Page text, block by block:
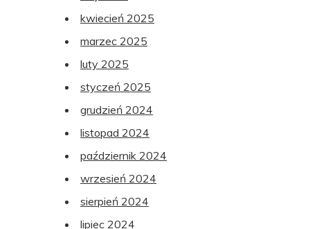
kwiecień 2025
marzec 2025
luty 2025
styczeń 2025
grudzień 2024
listopad 2024
październik 2024
wrzesień 2024
sierpień 2024
lipiec 2024